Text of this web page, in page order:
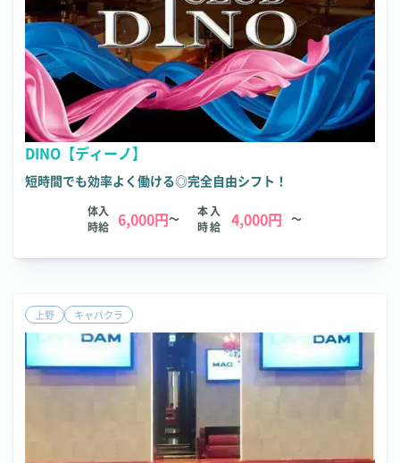
DINO【ディーノ】
短時間でも効率よく働ける◎完全自由シフト！
体入
時給 6,000円～
本入
時給
4,000円 ～
上野 キャバクラ